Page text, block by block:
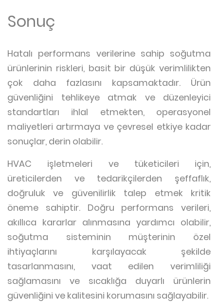
Sonuç
Hatalı performans verilerine sahip soğutma
ürünlerinin riskleri, basit bir düşük verimlilikten
çok daha fazlasını kapsamaktadır. Ürün
güvenliğini tehlikeye atmak ve düzenleyici
standartları ihlal etmekten, operasyonel
maliyetleri artırmaya ve çevresel etkiye kadar
sonuçlar, derin olabilir.
HVAC işletmeleri ve tüketicileri için,
üreticilerden ve tedarikçilerden şeffaflık,
doğruluk ve güvenilirlik talep etmek kritik
öneme sahiptir. Doğru performans verileri,
akıllıca kararlar alınmasına yardımcı olabilir,
soğutma sisteminin müşterinin özel
ihtiyaçlarını karşılayacak şekilde
tasarlanmasını, vaat edilen verimliliği
sağlamasını ve sıcaklığa duyarlı ürünlerin
güvenliğini ve kalitesini korumasını sağlayabilir.